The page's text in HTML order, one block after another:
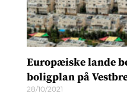
Europæiske lande
boligplan på
28/10/2021